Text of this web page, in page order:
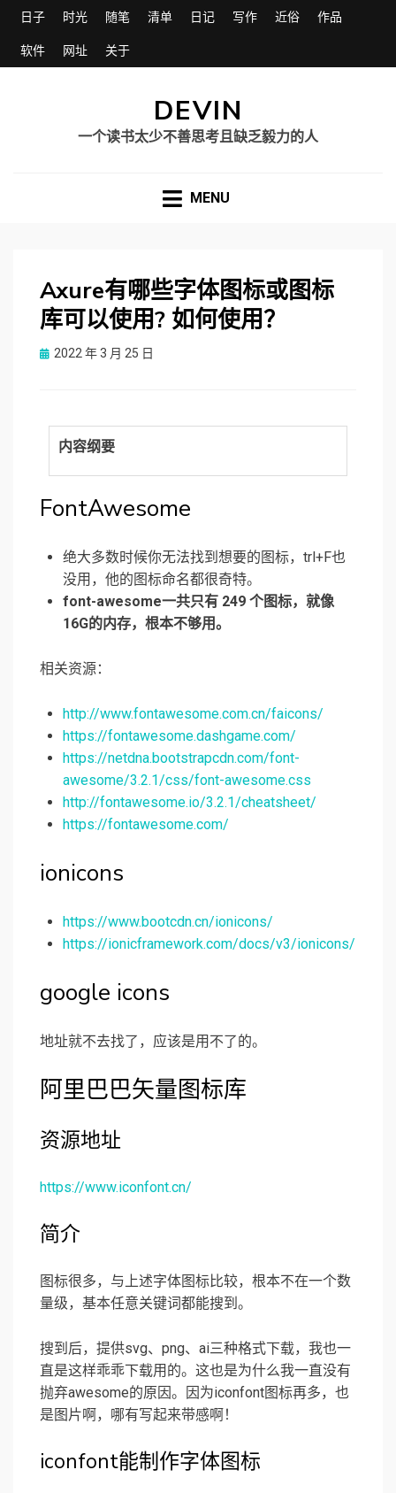
日子 时光 随笔 清单 日记 写作 近俗 作品
软件 网址 关于
DEVIN
一个读书太少不善思考且缺乏毅力的人
MENU
Axure有哪些字体图标或图标
库可以使用? 如何使用？
Posted
2022 年 3 月 25 日
内容纲要
FontAwesome
绝大多数时候你无法找到想要的图标，trl+F也
没用，他的图标命名都很奇特。
font-awesome一共只有 249 个图标，就像
16G的内存，根本不够用。
相关资源：
http://www.fontawesome.com.cn/faicons/
https://fontawesome.dashgame.com/
https://netdna.bootstrapcdn.com/font-
awesome/3.2.1/css/font-awesome.css
http://fontawesome.io/3.2.1/cheatsheet/
https://fontawesome.com/
ionicons
https://www.bootcdn.cn/ionicons/
https://ionicframework.com/docs/v3/ionicons/
google icons
地址就不去找了，应该是用不了的。
阿里巴巴矢量图标库
资源地址
https://www.iconfont.cn/
简介
图标很多，与上述字体图标比较，根本不在一个数
量级，基本任意关键词都能搜到。
搜到后，提供svg、png、ai三种格式下载，我也一
直是这样乖乖下载用的。这也是为什么我一直没有
抛弃awesome的原因。因为iconfont图标再多，也
是图片啊，哪有写起来带感啊！
iconfont能制作字体图标